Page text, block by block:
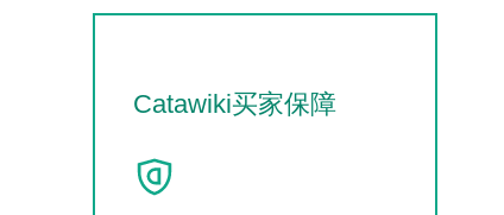
Catawiki买家保障